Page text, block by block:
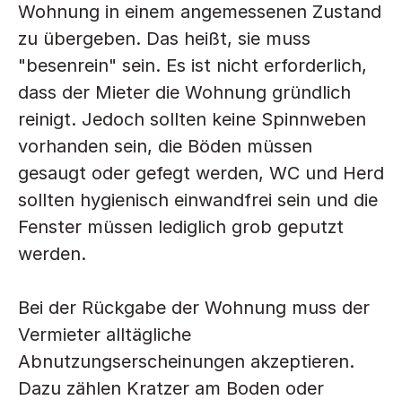
Wohnung in einem angemessenen Zustand
zu übergeben. Das heißt, sie muss
"besenrein" sein. Es ist nicht erforderlich,
dass der Mieter die Wohnung gründlich
reinigt. Jedoch sollten keine Spinnweben
vorhanden sein, die Böden müssen
gesaugt oder gefegt werden, WC und Herd
sollten hygienisch einwandfrei sein und die
Fenster müssen lediglich grob geputzt
werden.
Bei der Rückgabe der Wohnung muss der
Vermieter alltägliche
Abnutzungserscheinungen akzeptieren.
Dazu zählen Kratzer am Boden oder